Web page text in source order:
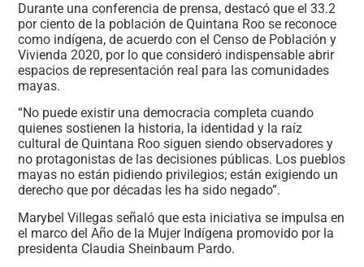
Durante una conferencia de prensa, destacó que el 33.2
por ciento de la población de Quintana Roo se reconoce
como indígena, de acuerdo con el Censo de Población y
Vivienda 2020, por lo que consideró indispensable abrir
espacios de representación real para las comunidades
mayas.
“No puede existir una democracia completa cuando
quienes sostienen la historia, la identidad y la raíz
cultural de Quintana Roo siguen siendo observadores y
no protagonistas de las decisiones públicas. Los pueblos
mayas no están pidiendo privilegios; están exigiendo un
derecho que por décadas les ha sido negado”.
Marybel Villegas señaló que esta iniciativa se impulsa en
el marco del Año de la Mujer Indígena promovido por la
presidenta Claudia Sheinbaum Pardo.